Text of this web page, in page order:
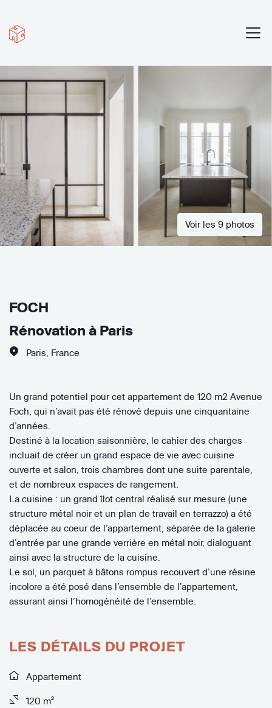
Voir les 9 photos
FOCH
Rénovation à Paris
Paris France
Un grand potentiel pour cet appartement de 120 m2 Avenue
Foch, qui n’avait pas été rénové depuis une cinquantaine
d’années.
Destiné à la location saisonnière, le cahier des charges
incluait de créer un grand espace de vie avec cuisine
ouverte et salon, trois chambres dont une suite parentale,
et de nombreux espaces de rangement.
La cuisine : un grand îlot central réalisé sur mesure (une
structure métal noir et un plan de travail en terrazzo) a été
déplacée au coeur de l’appartement, séparée de la galerie
d’entrée par une grande verrière en métal noir, dialoguant
ainsi avec la structure de la cuisine.
Le sol, un parquet à bâtons rompus recouvert d’une résine
incolore a été posé dans l’ensemble de l’appartement,
assurant ainsi l’homogénéité de l’ensemble.
LES DÉTAILS DU PROJET
Appartement
120 m²